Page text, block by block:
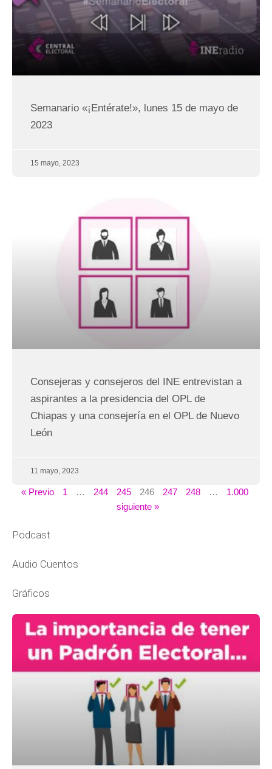
Semanario «¡Entérate!», lunes 15 de mayo de
2023
15 mayo, 2023
Consejeras y consejeros del INE entrevistan a
aspirantes a la presidencia del OPL de
Chiapas y una consejería en el OPL de Nuevo
León
11 mayo, 2023
« Previo 1 … 244 245 246 247 248 …
1.000
siguiente »
Podcast
Audio Cuentos
Gráficos
Página Página Página PáginaPágina Página